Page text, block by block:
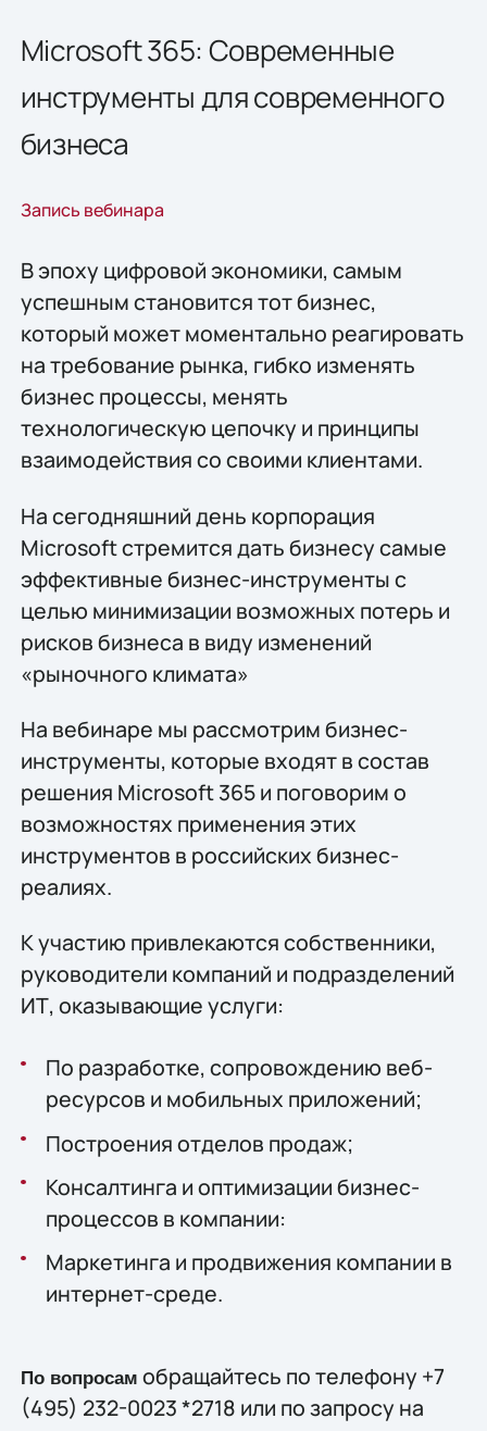
Microsoft 365: Современные
инструменты для современного
бизнеса
Запись вебинара
В эпоху цифровой экономики, самым
успешным становится тот бизнес,
который может моментально реагировать
на требование рынка, гибко изменять
бизнес процессы, менять
технологическую цепочку и принципы
взаимодействия со своими клиентами.
На сегодняшний день корпорация
Microsoft стремится дать бизнесу самые
эффективные бизнес-инструменты с
целью минимизации возможных потерь и
рисков бизнеса в виду изменений
«рыночного климата»
На вебинаре мы рассмотрим бизнес-
инструменты, которые входят в состав
решения Microsoft 365 и поговорим о
возможностях применения этих
инструментов в российских бизнес-
реалиях.
К участию привлекаются собственники,
руководители компаний и подразделений
ИТ, оказывающие услуги:
По разработке, сопровождению веб-
ресурсов и мобильных приложений;
Построения отделов продаж;
Консалтинга и оптимизации бизнес-
процессов в компании:
Маркетинга и продвижения компании в
интернет-среде.
По вопросам обращайтесь по телефону +7
(495) 232-0023 *2718 или по запросу на